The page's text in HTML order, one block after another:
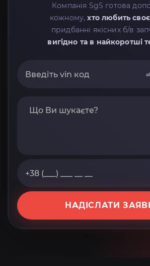
Компанія SgS готова
кожному,хто любить
придбанні якісних б/в
вигідно та в найкоротші
НАДІСЛАТИ